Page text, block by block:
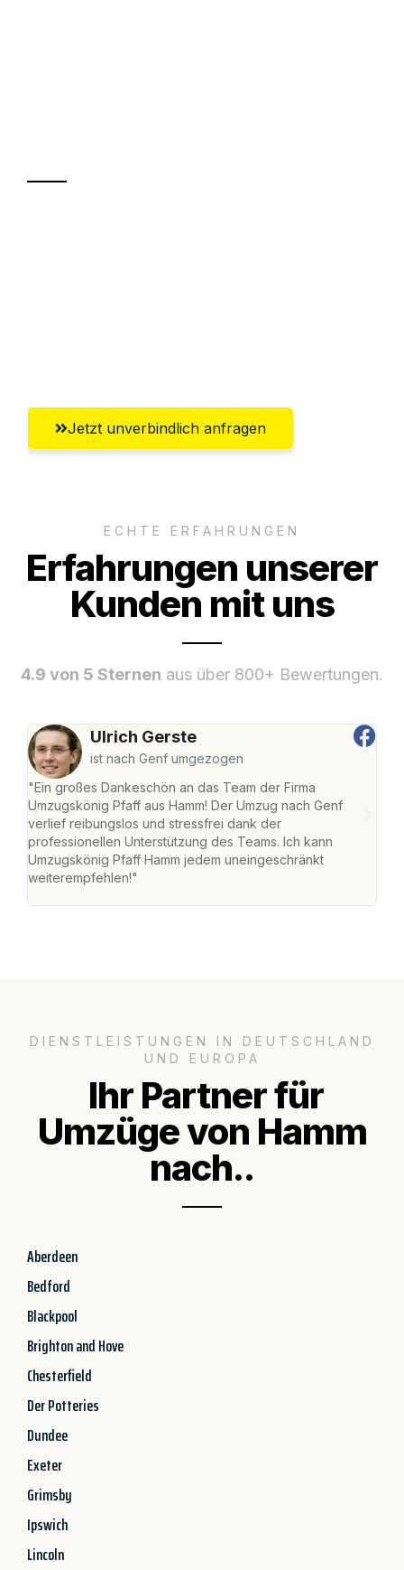
Jetzt unverbindlich anfragen
ECHTE ERFAHRUNGEN
Erfahrungen unserer
Kunden mit uns
4.9 von 5 Sternen aus über 800+ Bewertungen.
Ulrich Gerste
ist nach Genf umgezogen
"Ein großes Dankeschön an das Team der Firma
Umzugskönig Pfaff aus Hamm! Der Umzug nach Genf
verlief reibungslos und stressfrei dank der
professionellen Unterstützung des Teams. Ich kann
Umzugskönig Pfaff Hamm jedem uneingeschränkt
weiterempfehlen!"
DIENSTLEISTUNGEN IN DEUTSCHLAND
UND EUROPA
Ihr Partner für
Umzüge von Hamm
nach..
Aberdeen
Bedford
Blackpool
Brighton and Hove
Chesterfield
Der Potteries
Dundee
Exeter
Grimsby
Ipswich
Lincoln